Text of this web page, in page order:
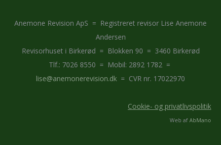
Anemone Revision ApS = Registreret revisor Lise Anemone
Andersen
Revisorhuset i Birkerød = Blokken 90 = 3460 Birkerød
Tlf.: 7026 8550 = Mobil: 2892 1782 =
lise@anemonerevision.dk = CVR nr. 17022970
Cookie- og privatlivspolitik
Web af AbMano